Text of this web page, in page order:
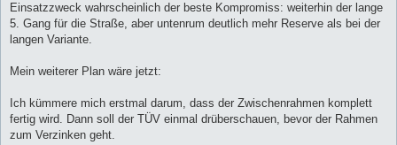
Einsatzzweck wahrscheinlich der beste Kompromiss: weiterhin der lange
5. Gang für die Straße, aber untenrum deutlich mehr Reserve als bei der
langen Variante.
Mein weiterer Plan wäre jetzt:
Ich kümmere mich erstmal darum, dass der Zwischenrahmen komplett
fertig wird. Dann soll der TÜV einmal drüberschauen, bevor der Rahmen
zum Verzinken geht.